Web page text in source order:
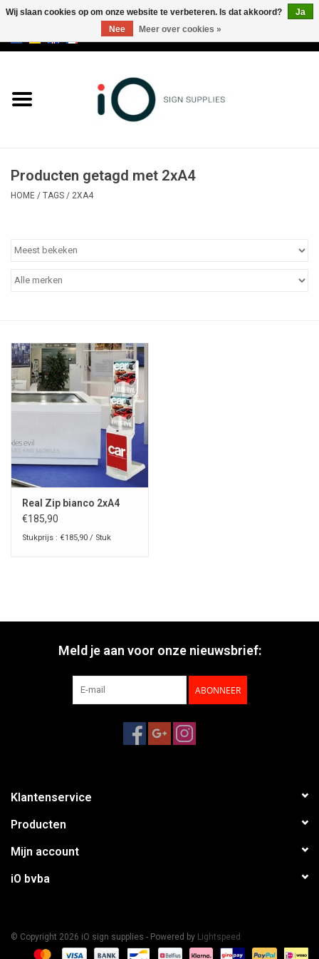
Merken
Producten getagd met 2xA4
HOME / TAGS / 2XA4
Real Zip bianco 2xA4
€185,90
Stukprijs : €185,90 / Stuk
Meld je aan voor onze nieuwsbrief:
ABONNEER
Klantenservice
Producten
Mijn account
iO bvba
© Copyright 2026 iO sign supplies - Powered by Lightspeed
Wij slaan cookies op om onze website te verbeteren. Is dat akkoord?
Ja
Nee
Meer over cookies »